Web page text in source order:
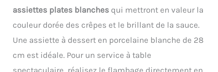
accessoires, y compris le
bol, le crochet et la tige,
sont en acier inoxydable
de qualité alimentaire et
passent au lave-vaisselle
Utilisation polyvalente en
cuisine : des cuisines
assiettes plates blanches qui mettront en valeur la
couleur dorée des crêpes et le brillant de la sauce.
Une assiette à dessert en porcelaine blanche de 28
cm est idéale. Pour un service à table
spectaculaire, réalisez le flambage directement en